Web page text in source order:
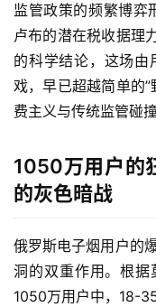
监管政策的频繁博
卢布的潜在税收据理
的科学结论，这场由
戏，早已超越简单的
费主义与传统监管碰
1050万用户的
的灰色暗战
俄罗斯电子烟用户的
洞的双重作用。根据
1050万用户中，18-